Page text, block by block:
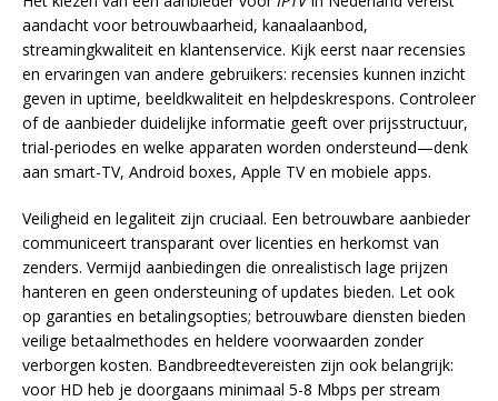
aandacht voor betrouwbaarheid, kanaalaanbod,
streamingkwaliteit en klantenservice. Kijk eerst naar recensies
en ervaringen van andere gebruikers: recensies kunnen inzicht
geven in uptime, beeldkwaliteit en helpdeskrespons. Controleer
of de aanbieder duidelijke informatie geeft over prijsstructuur,
trial-periodes en welke apparaten worden ondersteund—denk
aan smart-TV, Android boxes, Apple TV en mobiele apps.
Veiligheid en legaliteit zijn cruciaal. Een betrouwbare aanbieder
communiceert transparant over licenties en herkomst van
zenders. Vermijd aanbiedingen die onrealistisch lage prijzen
hanteren en geen ondersteuning of updates bieden. Let ook
op garanties en betalingsopties; betrouwbare diensten bieden
veilige betaalmethodes en heldere voorwaarden zonder
verborgen kosten. Bandbreedtevereisten zijn ook belangrijk:
voor HD heb je doorgaans minimaal 5-8 Mbps per stream